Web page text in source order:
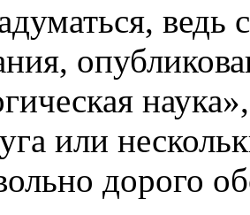
ведь
или
дорого